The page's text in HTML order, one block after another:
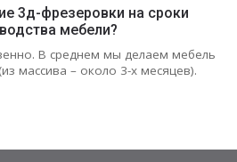
3д-фрезеровки на сроки
мебели?
В среднем мы делаем мебель
массива – около 3-х месяцев).